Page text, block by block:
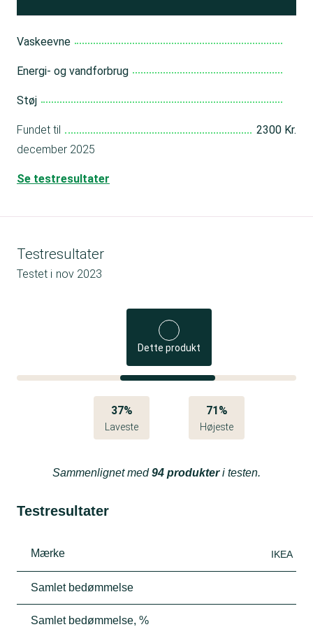
Vaskeevne
Energi- og vandforbrug
Støj
Fundet til
2300 Kr.
december 2025
Se testresultater
Testresultater
Testet i nov 2023
Dette produkt
37%
Laveste
71%
Højeste
Sammenlignet med94 produkteri testen.
Testresultater
Mærke IKEA
Samlet bedømmelse
Samlet bedømmelse, %